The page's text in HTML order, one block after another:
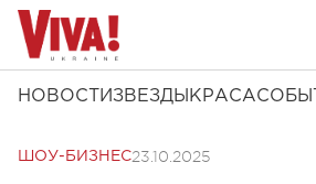
НОВОСТИ ЗВЕЗДЫ КРАСА
ШОУ-БИЗНЕС23.10.2025